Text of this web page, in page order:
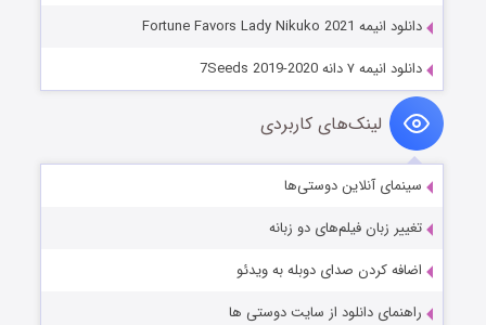
دانلود انیمه Fortune Favors Lady Nikuko 2021
دانلود انیمه ۷ دانه 7Seeds 2019-2020
لینک‌های کاربردی
سینمای آنلاین دوستی‌ها
تغییر زبان فیلم‌های دو زبانه
اضافه کردن صدای دوبله به ویدئو
راهنمای دانلود از سایت دوستی ها